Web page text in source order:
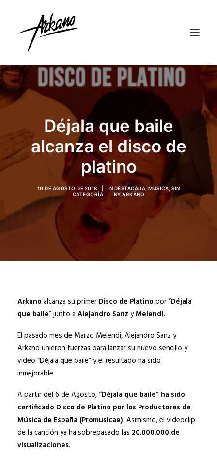
Déjala que baile
alcanza el disco de
platino
10 DE AGOSTO DE 2018 IN DESTACADA MÚSICA,SIN
CATEGORÍA
BYARKANO
Arkano alcanza su primer Disco de Platino por “Déjala
que baile” junto a Alejandro Sanz yMelendi.
El pasado mes de Marzo Melendi, Alejandro Sanz y
Arkano unieron fuerzas para lanzar su nuevo sencillo y
video “Déjala que baile” y el resultado ha sido
inmejorable.
A partir del 6 de Agosto,“Déjala que baile” ha sido
certificado Disco de Platino por los Productores de
Música de España (Promusicae). Asimismo, el videoclip
de la canción ya ha sobrepasado las 20.000.000 de
visualizaciones.